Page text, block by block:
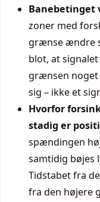
Banebetinget
zoner med
grænse ændre
blot, at
grænsen
sig – ikke et
Hvorfor
stadig er
spændingen
samtidig bøjes
Tids­tabet fra
fra den højere